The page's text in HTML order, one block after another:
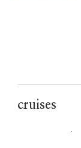
cruises